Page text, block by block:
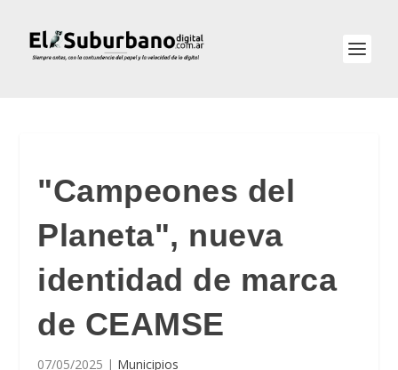
"Campeones del
Planeta", nueva
identidad de marca
de CEAMSE
07/05/2025 | Municipios